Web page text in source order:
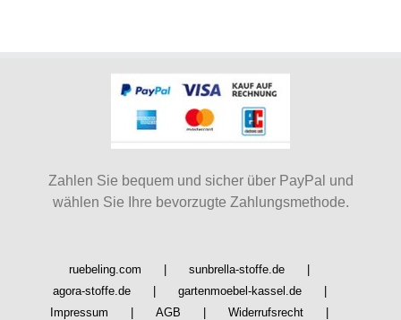
Zahlen Sie bequem und sicher über PayPal und
wählen Sie Ihre bevorzugte Zahlungsmethode.
ruebeling.com
sunbrella-stoffe.de
agora-stoffe.de
gartenmoebel-kassel.de
Impressum
AGB
Widerrufsrecht